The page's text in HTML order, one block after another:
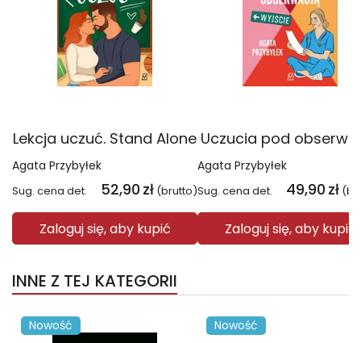
Lekcja uczuć. Stand Alone
Agata Przybyłek
Sug. cena det. 52,90 zł (brutto)
Zaloguj się, aby kupić
Uczucia pod
Agata Przybyłek
Sug. cena det. 49,90 zł
Zaloguj się, aby kupić
INNE Z TEJ KATEGORII
Nowość Nowość